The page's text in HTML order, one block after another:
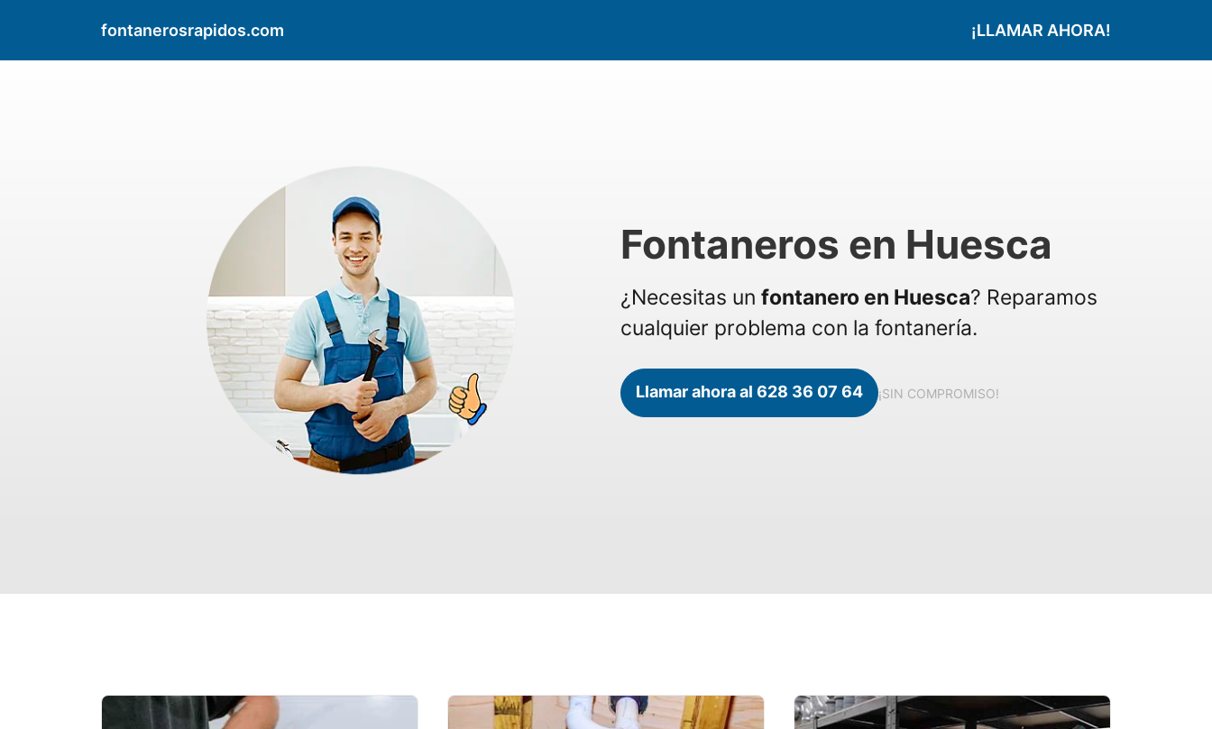
fontanerosrapidos.com ¡LLAMAR AHORA!
Fontaneros en Huesca
¿Necesitas un fontanero en Huesca? Reparamos
cualquier problema con la fontanería.
Llamar ahora al 628 36 07 64 ¡SIN COMPROMISO!